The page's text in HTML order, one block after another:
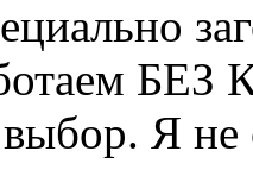
выбор. Я